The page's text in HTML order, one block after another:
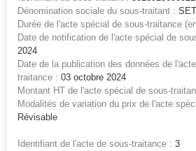
Dénomination sociale du sous-traitant :
Durée de l'acte spécial de sous-traitance
Date de notification de l'acte spécial de
2024
Date de la publication des données de
traitance : 03 octobre 2024
Montant HT de l'acte spécial de sous-
Modalités de variation du prix de l'acte
Révisable
Identifiant de l'acte de sous-traitance : 3